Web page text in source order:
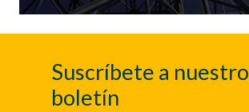
Suscríbete a nuestro
boletín